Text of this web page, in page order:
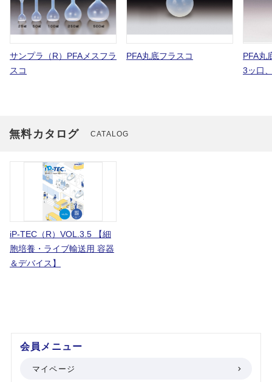
サンプラ（R）PFAメスフラ
スコ
PFA丸底フラスコ
PFA丸
3ッ口
無料カタログ CATALOG
iP-TEC（R）VOL.3.5 【細
胞培養・ライブ輸送用 容器
＆デバイス】
会員メニュー
マイページ